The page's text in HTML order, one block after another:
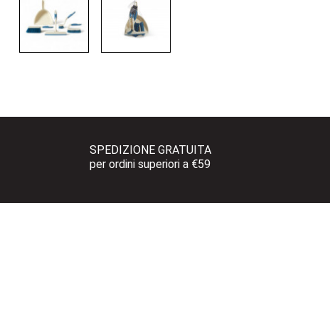
SPEDIZIONE GRATUITA
per ordini superiori a €59